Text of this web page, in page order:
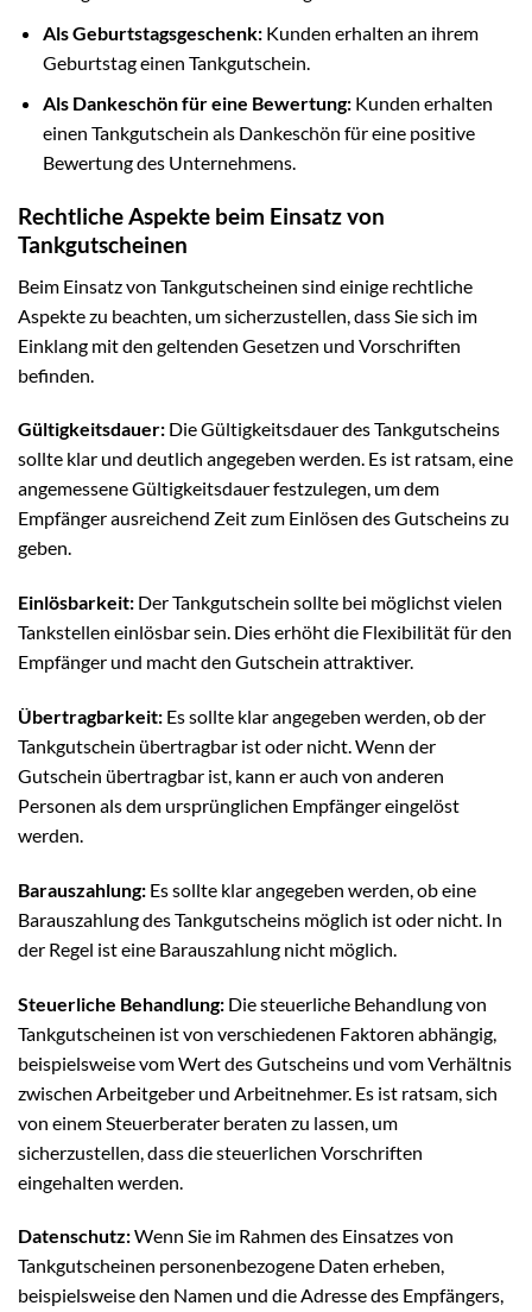
Als Geburtstagsgeschenk:Kunden erhalten an ihrem
Geburtstag einen Tankgutschein.
Als Dankeschön für eine Bewertung:Kunden erhalten
einen Tankgutschein als Dankeschön für eine positive
Bewertung des Unternehmens.
Rechtliche Aspekte beim Einsatz von
Tankgutscheinen
Beim Einsatz von Tankgutscheinen sind einige rechtliche
Aspekte zu beachten, um sicherzustellen, dass Sie sich im
Einklang mit den geltenden Gesetzen und Vorschriften
befinden.
Gültigkeitsdauer: Die Gültigkeitsdauer des Tankgutscheins
sollte klar und deutlich angegeben werden. Es ist ratsam, eine
angemessene Gültigkeitsdauer festzulegen, um dem
Empfänger ausreichend Zeit zum Einlösen des Gutscheins zu
geben.
Einlösbarkeit: Der Tankgutschein sollte bei möglichst vielen
Tankstellen einlösbar sein. Dies erhöht die Flexibilität für den
Empfänger und macht den Gutschein attraktiver.
Übertragbarkeit: Es sollte klar angegeben werden, ob der
Tankgutschein übertragbar ist oder nicht. Wenn der
Gutschein übertragbar ist, kann er auch von anderen
Personen als dem ursprünglichen Empfänger eingelöst
werden.
Barauszahlung: Es sollte klar angegeben werden, ob eine
Barauszahlung des Tankgutscheins möglich ist oder nicht. In
der Regel ist eine Barauszahlung nicht möglich.
Steuerliche Behandlung: Die steuerliche Behandlung von
Tankgutscheinen ist von verschiedenen Faktoren abhängig,
beispielsweise vom Wert des Gutscheins und vom Verhältnis
zwischen Arbeitgeber und Arbeitnehmer. Es ist ratsam, sich
von einem Steuerberater beraten zu lassen, um
sicherzustellen, dass die steuerlichen Vorschriften
eingehalten werden.
Datenschutz:Wenn Sie im Rahmen des Einsatzes von
Tankgutscheinen personenbezogene Daten erheben,
beispielsweise den Namen und die Adresse des Empfängers,